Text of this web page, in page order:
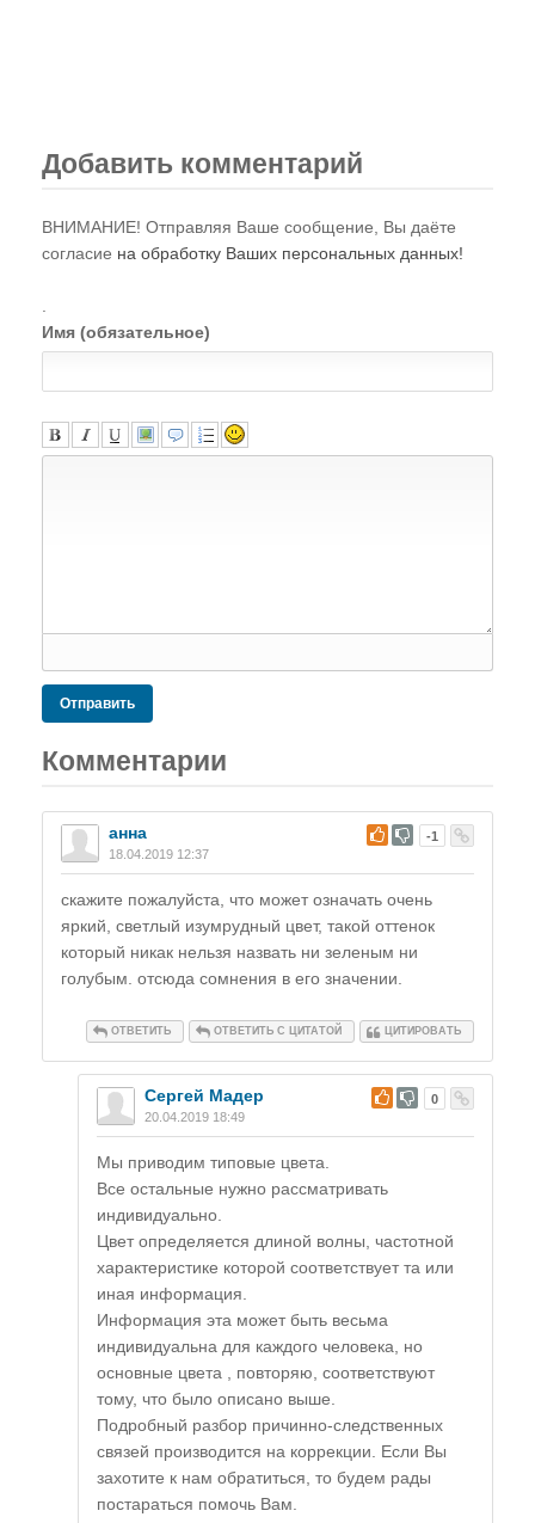
Добавить комментарий
ВНИМАНИЕ! Отправляя Ваше сообщение, Вы даёте
согласие на обработку Ваших персональных данных!
Имя (обязательное)
Отправить
Комментарии
# -1
анна
18.04.2019 12:37
скажите пожалуйста, что может означать очень
яркий, светлый изумрудный цвет, такой оттенок
который никак нельзя назвать ни зеленым ни
голубым. отсюда сомнения в его значении.
ОТВЕТИТЬ ОТВЕТИТЬ С ЦИТАТОЙ ЦИТИРОВАТЬ
# 0
Сергей Мадер
20.04.2019 18:49
Мы приводим типовые цвета.
Все остальные нужно рассматривать
индивидуально.
Цвет определяется длиной волны, частотной
характеристике которой соответствует та или
иная информация.
Информация эта может быть весьма
индивидуальна для каждого человека, но
основные цвета , повторяю, соответствуют
тому, что было описано выше.
Подробный разбор причинно-следственных
связей производится на коррекции. Если Вы
захотите к нам обратиться, то будем рады
постараться помочь Вам.